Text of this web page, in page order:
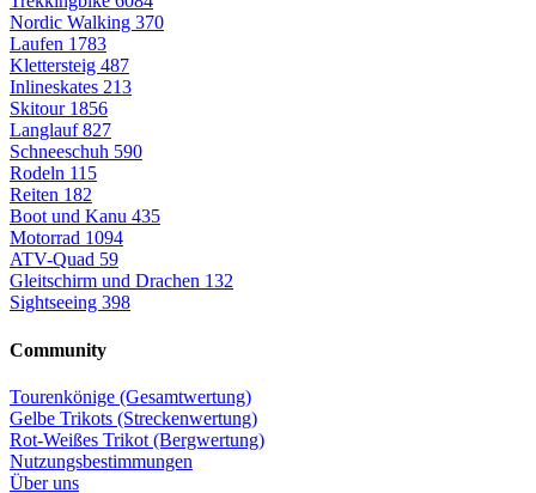
Nordic Walking 370
Laufen 1783
Klettersteig 487
Inlineskates 213
Skitour 1856
Langlauf827
Schneeschuh 590
Rodeln 115
Reiten 182
Boot und Kanu 435
Motorrad 1094
ATV-Quad 59
Gleitschirm und Drachen 132
Sightseeing 398
Community
Tourenkönige (Gesamtwertung)
Gelbe Trikots (Streckenwertung)
Rot-Weißes Trikot (Bergwertung)
Nutzungsbestimmungen
Über uns